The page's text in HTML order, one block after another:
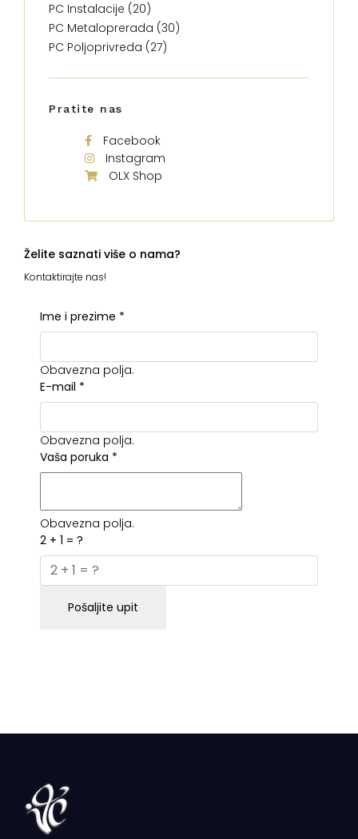
PC Instalacije (20)
PC Metaloprerada (30)
PC Poljoprivreda (27)
Pratite nas
Facebook
Instagram
OLX Shop
Želite saznati više o nama?
Kontaktirajte nas!
Ime i prezime *
Obavezna polja.
E-mail *
Obavezna polja.
Vaša poruka *
Obavezna polja.
2 + 1 = ?
Pošaljite upit